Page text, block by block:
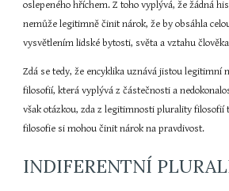
oslepeného hříchem. Z toho vyplývá, že žádná
nemůže legitimně činit nárok, že by obsáhla
vysvětlením lidské bytosti, světa a vztahu
Zdá se tedy, že encyklika uznává jistou legitimní
filosofií, která vyplývá z částečnosti a
však otázkou, zda z legitimnosti plurality filosofií
filosofie si mohou činit nárok na pravdivost.
INDIFERENTNÍ